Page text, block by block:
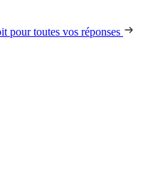
pour toutes vos réponses